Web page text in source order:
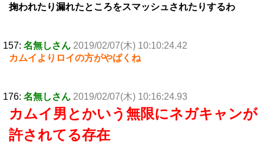
掬われたり漏れたところをスマッシュされたりするわ
157: 名無しさん 2019/02/07(木) 10:10:24.42
カムイよりロイの方がやばくね
176: 名無しさん 2019/02/07(木) 10:16:24.93
カムイ男とかいう無限にネガキャンが
許されてる存在